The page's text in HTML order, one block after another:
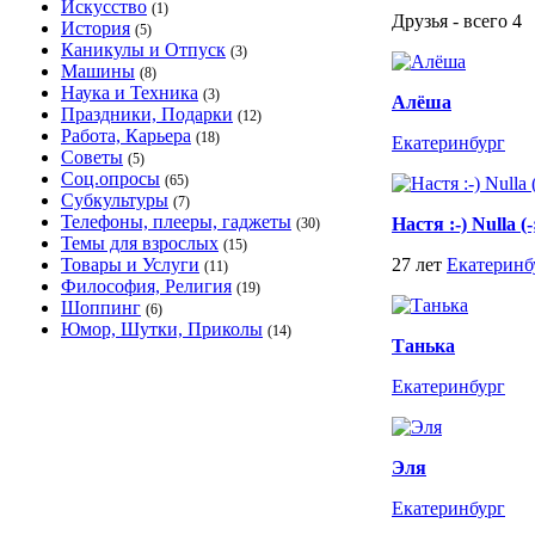
Искусство (1)
История (5)
Каникулы и Отпуск (3)
Машины (8)
Наука и Техника (3)
Праздники, Подарки (12)
Работа, Карьера (18)
Советы (5)
Соц.опросы (65)
Субкультуры (7)
Телефоны, плееры, гаджеты (30)
Темы для взрослых (15)
Товары и Услуги (11)
Философия, Религия (19)
Шоппинг (6)
Юмор, Шутки, Приколы (14)
Друзья - всего 4
Алёша
Екатеринбург
Настя :-) Nulla
27 лет
Танька
Екатеринбург
Эля
Екатеринбург